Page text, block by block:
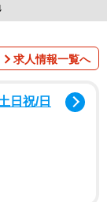
求人情報一覧へ
日祝/日